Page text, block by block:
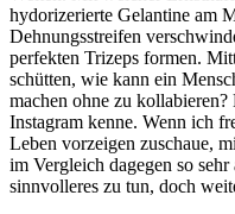
hydorizerierte Gelantine am
Dehnungsstreifen
perfekten Trizeps formen.
schütten, wie kann ein
machen ohne zu
Instagram kenne. Wenn ich
Leben vorzeigen zuschaue,
im Vergleich dagegen so
sinnvolleres zu tun, doch